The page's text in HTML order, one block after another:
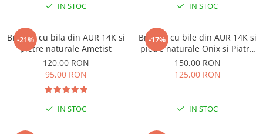
Lănțișoare cu Cruce
Lănțișoare cu Stea
Lănțișoare cu Soare
Lănțișoare cu Semilună
Lănțișoare cu Zodii
Lănțișoare cu Animale
IN STOC IN STOC
-21%
Bratara cu bila din AUR 14K si
pietre naturale Ametist
120,00 RON
95,00 RON
IN STOC
-17%
Bratara cu bile din AUR 14K si
pietre naturale Onix si Piatra
Lunii
150,00 RON
125,00 RON
IN STOC